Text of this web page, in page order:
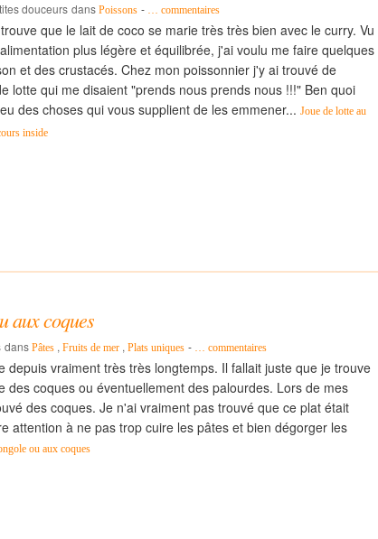
douceurs dans Poissons - … commentaires
que le lait de coco se marie très très bien avec le curry. Vu
plus légère et équilibrée, j'ai voulu me faire quelques
et des crustacés. Chez mon poissonnier j'y ai trouvé de
lotte qui me disaient "prends nous prends nous !!!" Ben quoi
des choses qui vous supplient de les emmener... Joue de lotte au
inside
aux coques
dans Pâtes , Fruits de mer , Plats uniques - … commentaires
depuis vraiment très très longtemps. Il fallait juste que je trouve
des coques ou éventuellement des palourdes. Lors de mes
des coques. Je n'ai vraiment pas trouvé que ce plat était
attention à ne pas trop cuire les pâtes et bien dégorger les
ou aux coques